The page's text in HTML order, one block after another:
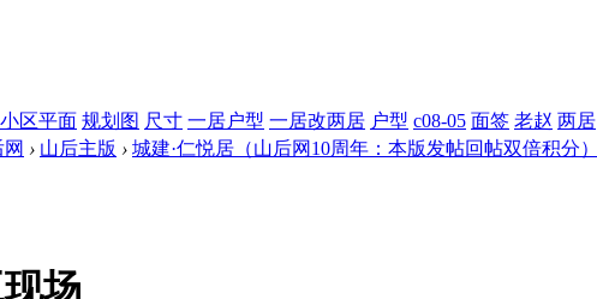
小区平面 规划图 尺寸 一居户型 一居改两居 户型 c08-05 面签 老赵 两居
› 山后主版 › 城建·仁悦居（山后网10周年：本版发帖回帖双倍积分）
场